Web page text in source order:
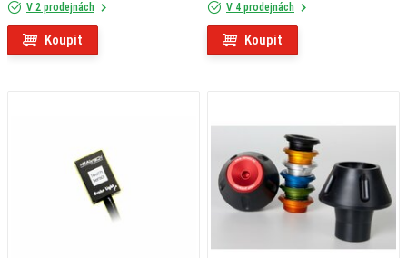
V 2 prodejnách
Koupit
V 4 prodejnách
Koupit